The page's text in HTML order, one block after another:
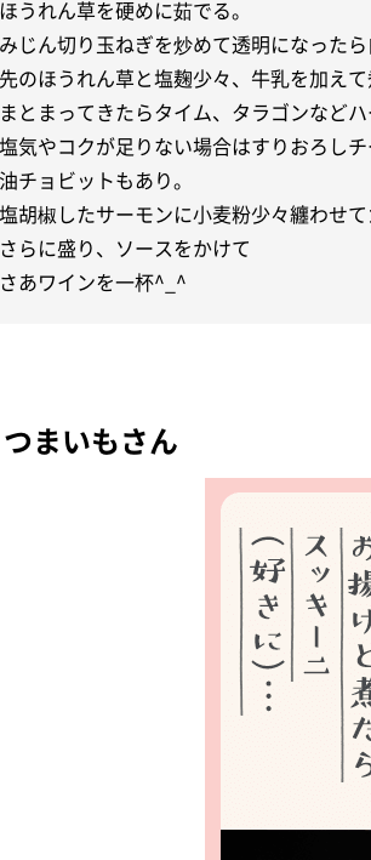
ほうれん草を硬めに茹でる。
みじん切り玉ねぎを炒めて透明になった
先のほうれん草と塩麹少々、牛乳を加えて
まとまってきたらタイム、タラゴンなど
塩気やコクが足りない場合はすりおろし
油チョビットもあり。
塩胡椒したサーモンに小麦粉少々纏わせて
さらに盛り、ソースをかけて
さあワインを一杯^_^
まいもさん